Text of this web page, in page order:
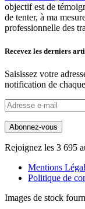
objectif est de
de tenter, à ma
professionnelle des
Recevez les derniers
Saisissez votre
notification de
Adresse
e-
mail
Abonnez-vous
Rejoignez les 3 695
Mentions
Politique de
Images de stock